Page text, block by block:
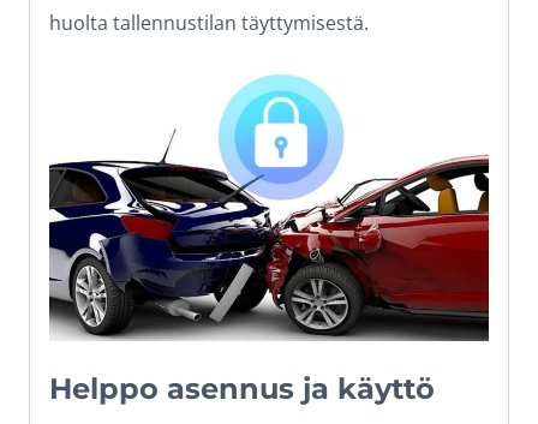
huolta tallennustilan täyttymisestä.
Helppo asennus ja käyttö